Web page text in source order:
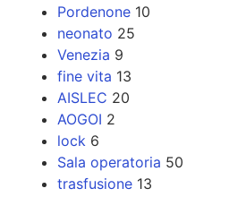
Pordenone 10
neonato 25
Venezia 9
fine vita 13
AISLEC 20
AOGOI 2
lock 6
Sala operatoria 50
trasfusione 13